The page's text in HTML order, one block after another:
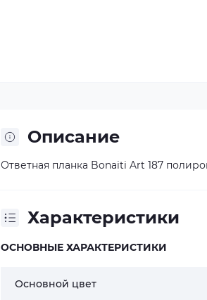
Описание
Ответная планка Bonaiti Art 187
Характеристики
ОСНОВНЫЕ ХАРАКТЕРИСТИКИ
Основной цвет